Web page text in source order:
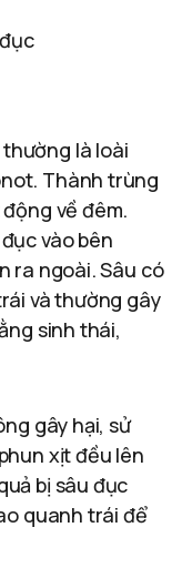
là loài
Thành trùng
về đêm.
vào bên
ra ngoài. Sâu có
và thường gây
sinh thái,
gây hại, sử
xịt đều lên
bị sâu đục
quanh trái để